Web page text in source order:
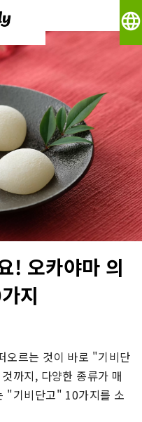
language
! 오카야마 의
지
오르는 것이 바로 "기비단
까지, 다양한 종류가 매
"기비단고" 10가지를 소